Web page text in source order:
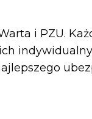
i PZU.